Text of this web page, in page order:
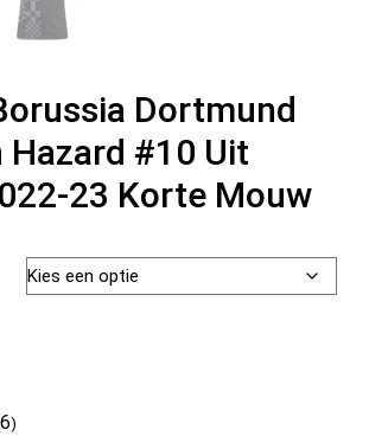
Dortmund
Hazard #10 Uit
23 Korte Mouw
)